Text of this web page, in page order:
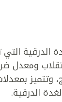
الدرقية
ومعدل
وتتميز
الدرقية.